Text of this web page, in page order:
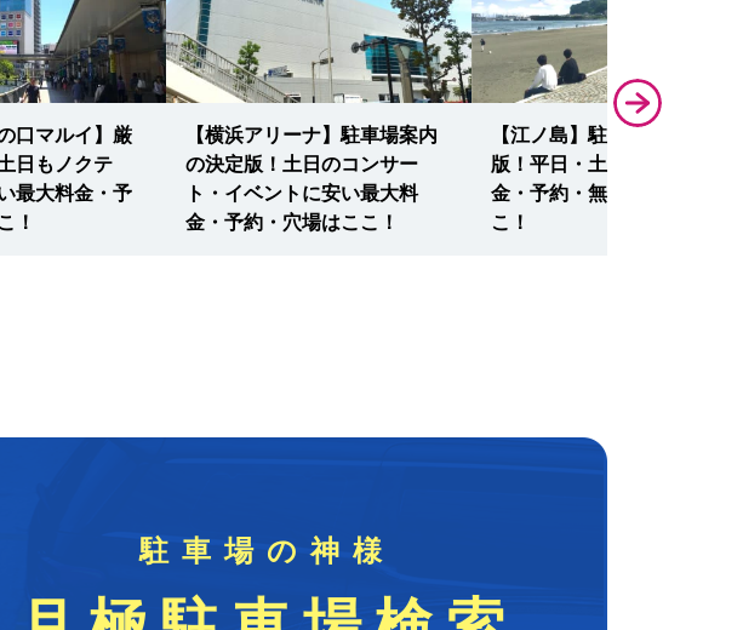
口マルイ】厳
日もノクテ
最大料金・予
！
【横浜アリーナ】駐車場案内
の決定版！土日のコンサー
ト・イベントに安い最大料
金・予約・穴場はここ！
【江ノ島】駐車場案内の決定
版！平日・土日も安い最大料
金・予約・無料割引ならこ
こ！
駐車場の神様